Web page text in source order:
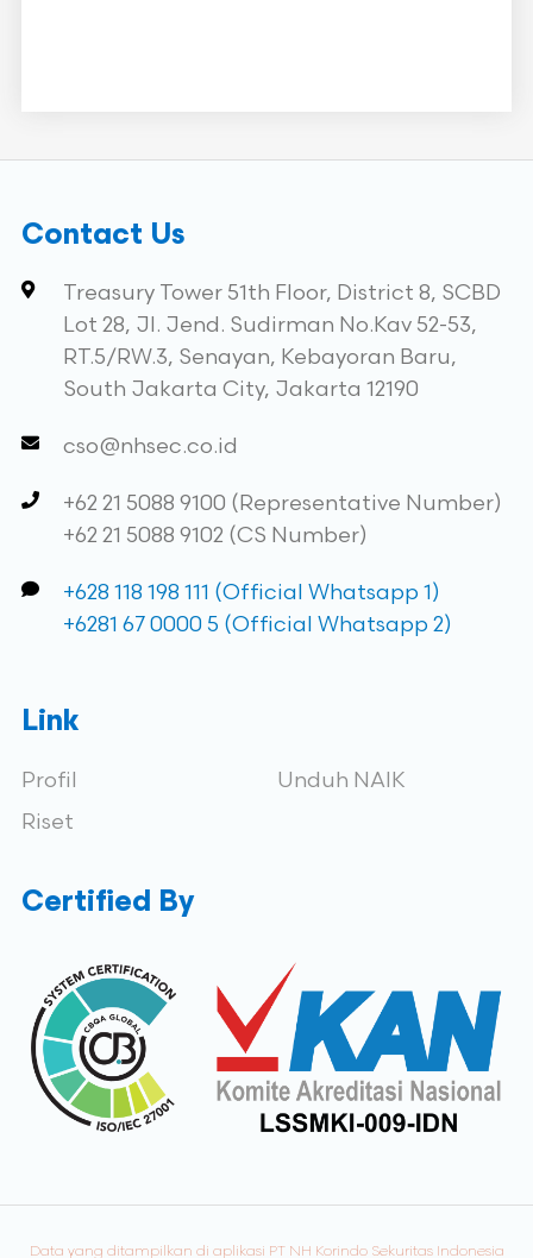
Contact Us
Treasury Tower 51th Floor, District 8, SCBD
Lot 28, Jl. Jend. Sudirman No.Kav 52-53,
RT.5/RW.3, Senayan, Kebayoran Baru,
South Jakarta City, Jakarta 12190
cso@nhsec.co.id
+62 21 5088 9100 (Representative Number)
+62 21 5088 9102 (CS Number)
+628 118 198 111 (Official Whatsapp 1)
+6281 67 0000 5 (Official Whatsapp 2)
Link
Profil
Riset
Unduh NAIK
Certified By
Data yang ditampilkan di aplikasi PT NH Korindo Sekuritas Indonesia